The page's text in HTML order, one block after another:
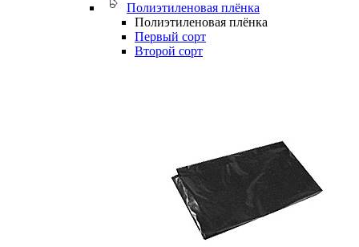
Полиэтиленовая плёнка
Полиэтиленовая плёнка
Первый сорт
Второй сорт